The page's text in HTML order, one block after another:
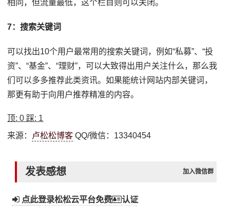
相同，但流量最低，这个栏目则可以关闭。
7：搜索关键词
可以找出10个用户最常用的搜索关键词，例如“私募”、“投
资”、“基金”、“理财”，可以大致得出用户关注什么，那么我
们可以多多推荐此类资讯。如果能统计网站内部关键词，
那更有助于向用户推荐精准的内容。
顶:0 踩: 1
来源： 卢松松博客 QQ/微信：13340454
发表感想 加入微信群
点此登录松松云平台免费 认证